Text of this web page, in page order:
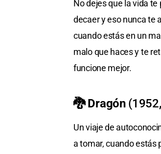
No dejes que la vida
decaer y eso nunca te
cuando estás en un
malo que haces y te
funcione mejor.
🐉 Dragón
Un viaje de
a tomar, cuando estás